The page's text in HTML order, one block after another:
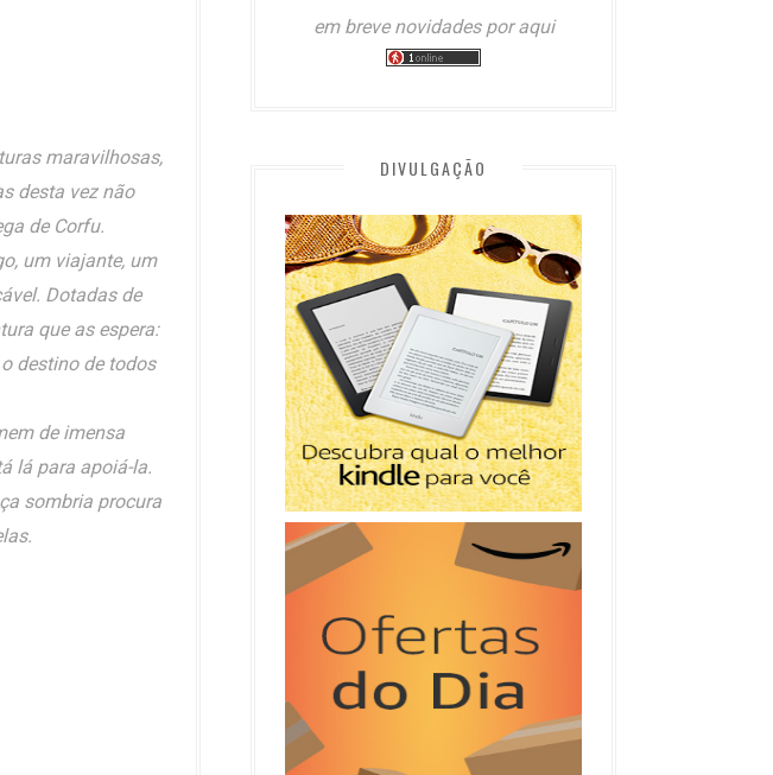
maravilhosas,
desta vez não
de Corfu.
um viajante, um
Dotadas de
que as espera:
destino de todos
de imensa
lá para apoiá-la.
sombria procura
em breve novidades por aqui
DIVULGAÇÃO